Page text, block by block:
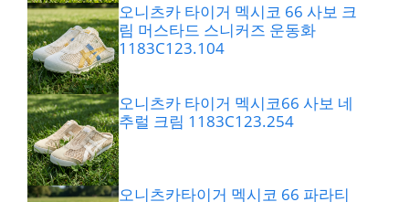
오니츠카 타이거 멕시코 66 사보 크
림 머스타드 스니커즈 운동화
1183C123.104
오니츠카 타이거 멕시코66 사보 네
추럴 크림 1183C123.254
오니츠카타이거 멕시코 66 파라티